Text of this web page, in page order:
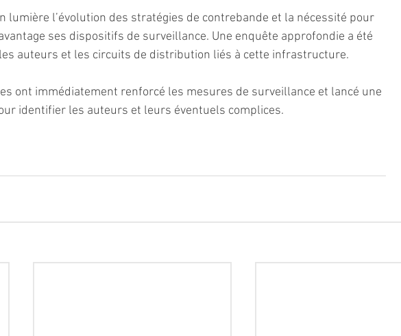
lumière l’évolution des stratégies de contrebande et la nécessité pour
ses dispositifs de surveillance. Une enquête approfondie a été
auteurs et les circuits de distribution liés à cette infrastructure.
ont immédiatement renforcé les mesures de surveillance et lancé une
identifier les auteurs et leurs éventuels complices.